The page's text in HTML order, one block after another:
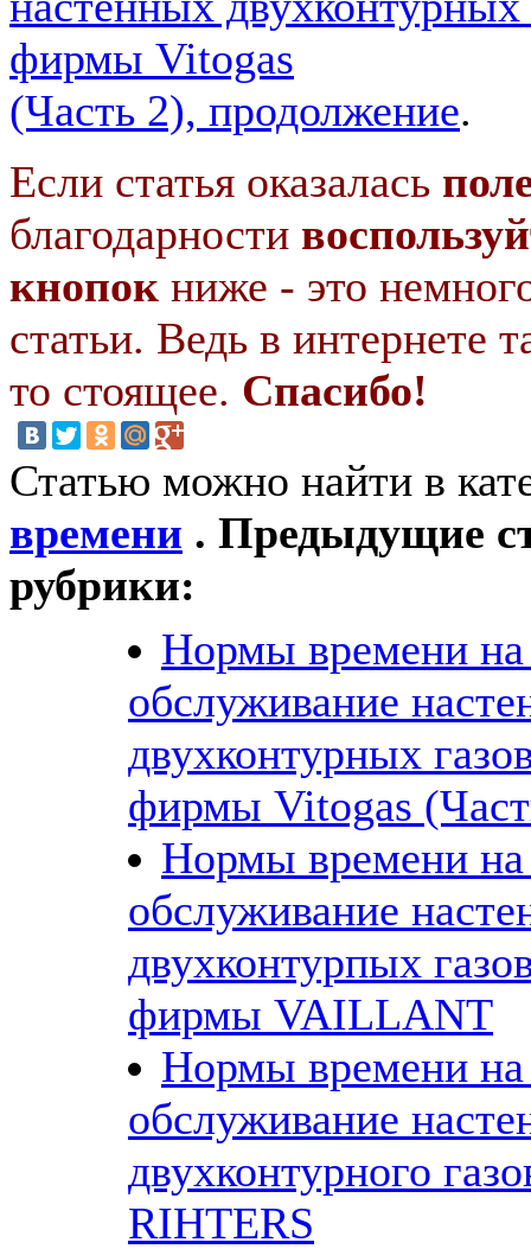
фирмы Vitogas
(Часть 2), продолжение.
Если статья оказалась
благодарности
кнопок ниже - это
статьи. Ведь в интернете
то стоящее. Спасибо!
Статью можно найти в
времени . Предыдущие
рубрики:
Нормы времени на
обслуживание
двухконтурных
фирмы Vitogas
Нормы времени на
обслуживание
двухконтурпых
фирмы VAILLANT
Нормы времени на
обслуживание
двухконтурного
RIHTERS